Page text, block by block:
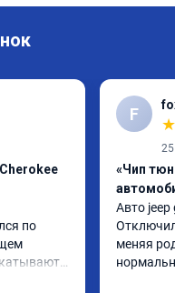
по
F
★
«Чип
Авто jeep
меняя